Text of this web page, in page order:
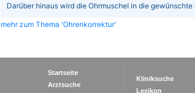
Darüber hinaus wird die Ohrmuschel in die gewünschte
mehr zum Thema 'Ohrenkorrektur'
Startseite
Arztsuche
Kliniksuche
Lexikon